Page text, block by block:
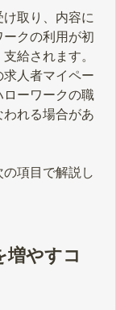
取り、内容に
クの利用が初
給されます。
人者マイペー
ローワークの職
れる場合があ
項目で解説し
増やすコ